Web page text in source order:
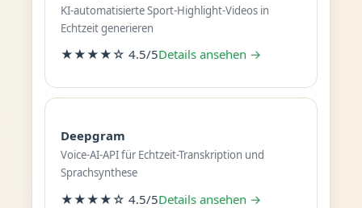
KI-automatisierte Sport-Highlight-Videos in
Echtzeit generieren
★★★★☆ 4.5/5Details ansehen →
Deepgram
Voice-AI-API für Echtzeit-Transkription und
Sprachsynthese
★★★★☆ 4.5/5Details ansehen →